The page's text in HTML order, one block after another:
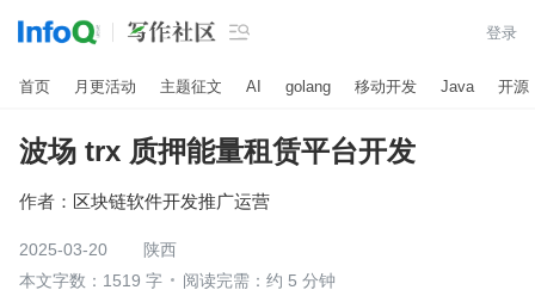
 登录
首页 月更活动 主题征文 AI golang 移动开发 Java 开源
波场 trx 质押能量租赁平台开发
作者： 区块链软件开发推广运营
2025-03-20
陕西
本文字数：1519 字
阅读完需：约 5 分钟